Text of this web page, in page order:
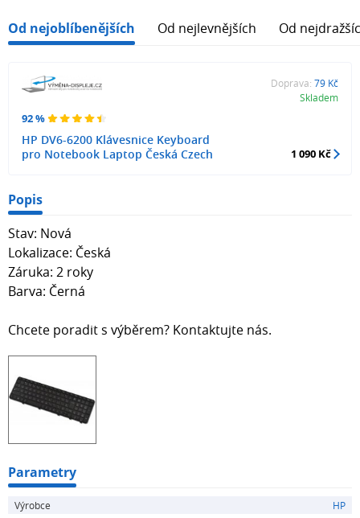
Od nejoblíbenějších Od nejlevnějších Od
92 %
HP DV6-6200 Klávesnice Keyboard
pro Notebook Laptop Česká Czech
Doprava: 79 Kč
Skladem
1 090 Kč
Popis
Stav: Nová
Lokalizace: Česká
Záruka: 2 roky
Barva: Černá
Chcete poradit s výběrem? Kontaktujte nás.
Parametry
Výrobce HP